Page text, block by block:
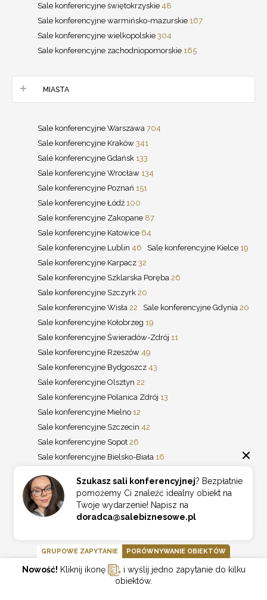
Sale konferencyjne świętokrzyskie 48
Sale konferencyjne warmińsko-mazurskie 167
Sale konferencyjne wielkopolskie 304
Sale konferencyjne zachodniopomorskie 165
MIASTA
Sale konferencyjne Warszawa 704
Sale konferencyjne Kraków 341
Sale konferencyjne Gdańsk 133
Sale konferencyjne Wrocław 134
Sale konferencyjne Poznań 151
Sale konferencyjne Łódź 100
Sale konferencyjne Zakopane 87
Sale konferencyjne Katowice 64
Sale konferencyjne Lublin 46 Sale konferencyjne Kielce 19
Sale konferencyjne Karpacz 32
Sale konferencyjne Szklarska Poręba 26
Sale konferencyjne Szczyrk 20
Sale konferencyjne Wisła 22 Sale konferencyjne Gdynia 20
Sale konferencyjne Kołobrzeg 19
Sale konferencyjne Świeradów-Zdrój 11
Sale konferencyjne Rzeszów 49
Sale konferencyjne Bydgoszcz 43
Sale konferencyjne Olsztyn 22
Sale konferencyjne Polanica Zdrój 13
Sale konferencyjne Mielno 12
Sale konferencyjne Szczecin 42
Sale konferencyjne Sopot 26
Sale konferencyjne Bielsko-Biała 16
Sale konferencyjne Jastrzębia Góra 13
Sale konferencyjne Wieliczka11
Sale konferencyjne Białka Tatrzańska10
REGIONY
Szukasz sali konferencyjnej? Bezpłatnie
pomożemy Ci znaleźć idealny obiekt na
Twoje wydarzenie! Napisz na
doradca@salebiznesowe.pl
GRUPOWE ZAPYTANIE PORÓWNYWANIE OBIEKTÓW
Nowość! Kliknij ikonę
i wyślij jedno zapytanie do kilku
obiektów.